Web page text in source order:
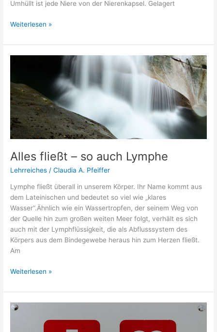
Umhüllt ist jede Niere von der Nierenkapsel. Gelagert
Weiterlesen »
Alles fließt – so auch Lymphe
Lehrreiches /Claudia A. Pfeiffer
Lymphe fließt überall in unserem Körper. Ihr Name kommt aus
dem Lateinischen und bedeutet so viel wie „klares
Wasser“.Ähnlich wie ein Wassertropfen, der seinem Weg von
der Quelle hin zum großen weiten Meer folgt, verhält es sich
auch mit der Lymphflüssigkeit, die als Abflusssystem des
Körpers aus dem Bindegewebe heraus hin zum Herzen fließt.
Am
–
so
auch
Lymphe
Weiterlesen »
Erste-